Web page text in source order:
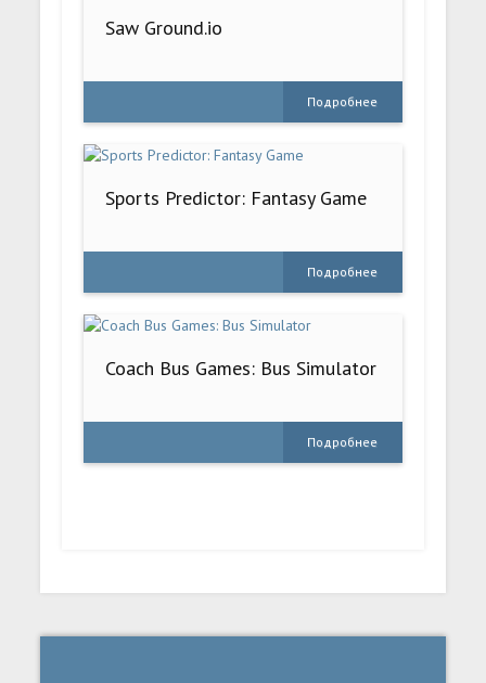
Saw Ground.io
Подробнее
Sports Predictor: Fantasy Game
Подробнее
Coach Bus Games: Bus Simulator
Подробнее